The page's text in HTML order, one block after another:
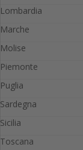
Lombardia
Marche
Molise
Piemonte
Puglia
Sardegna
Sicilia
Toscana